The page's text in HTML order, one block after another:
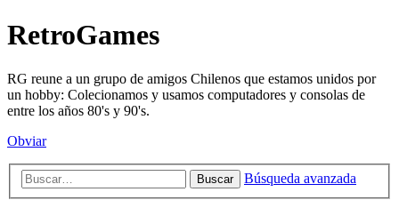
RetroGames
RG reune a un grupo de amigos Chilenos que estamos unidos por
un hobby: Colecionamos y usamos computadores y consolas de
entre los años 80's y 90's.
Obviar
Buscar Búsqueda avanzada